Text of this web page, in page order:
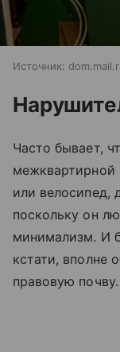
Источник:
Часто бывает,
межквартирной
или велосипед,
поскольку он
минимализм. И
кстати, вполне
правовую почву.